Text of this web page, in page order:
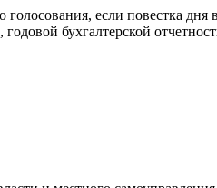
если повестка дня
бухгалтерской